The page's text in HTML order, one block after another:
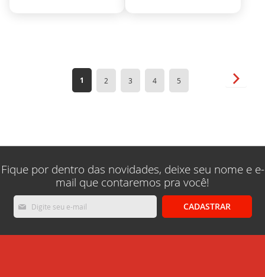
Página
Você
1 Página
2 Página
3 Página
4 Página
5
Fique por dentro das novidades, deixe seu nome e e-
mail que contaremos pra você!
Inscreva-
se
nossa
CADASTRAR